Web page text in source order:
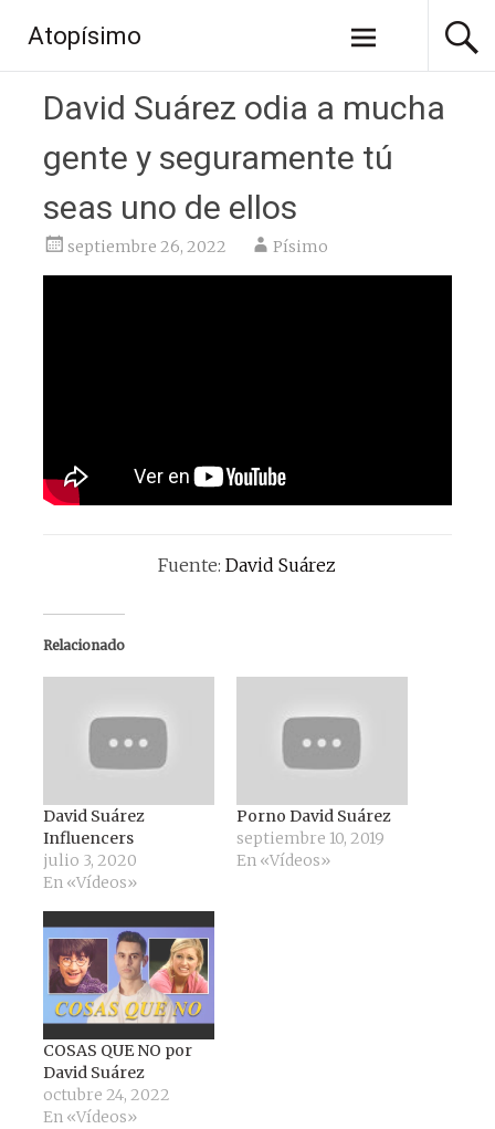
contenido
Atopísimo
David Suárez odia a mucha
gente y seguramente tú
seas uno de ellos
septiembre 26, 2022 Písimo
Fuente:David Suárez
Relacionado
David Suárez
Influencers
julio 3, 2020
En «Vídeos»
Porno David Suárez
septiembre 10, 2019
En «Vídeos»
COSAS QUE NO por
David Suárez
octubre 24, 2022
En «Vídeos»